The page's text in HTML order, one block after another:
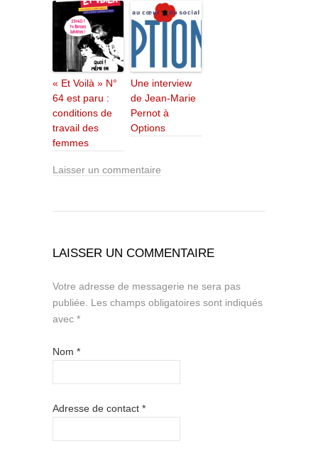
« Et Voilà » N°
64 est paru :
conditions de
travail des
femmes
Une interview
de Jean-Marie
Pernot à
Options
Laisser un commentaire
LAISSER UN COMMENTAIRE
Votre adresse de messagerie ne sera pas
publiée. Les champs obligatoires sont indiqués
avec *
Nom *
Adresse de contact *